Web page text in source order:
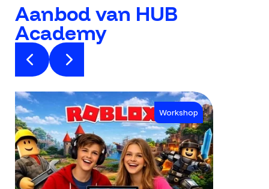
Aanbod van HUB
Academy
Workshop